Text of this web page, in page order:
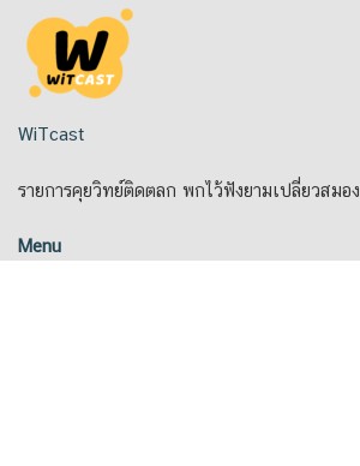
content
WiTcast
รายการคุยวิทย์ติดตลก พกไว้ฟังยามเปลี่ยวสมอง
Menu